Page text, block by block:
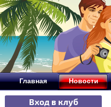
Главная Новости
Вход в клуб